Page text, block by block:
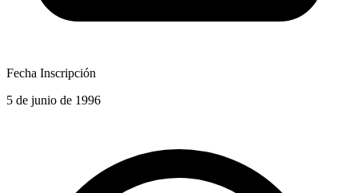
Fecha Inscripción
5 de junio de 1996